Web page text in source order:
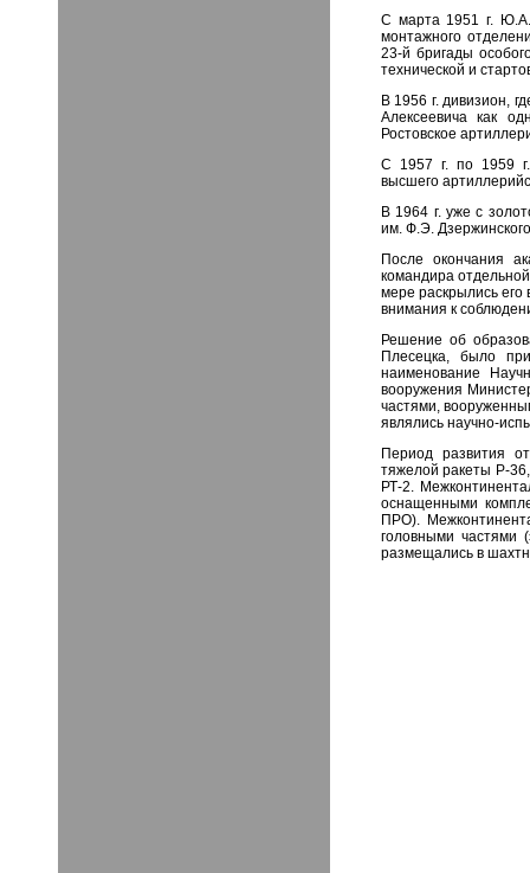
С марта 1951 г. Ю.А.
монтажного
23-й бригады
технической и
В 1956 г. дивизион,
Алексеевича как
Ростовское
С 1957 г. по 1959 г.
высшего
В 1964 г. уже с
им. Ф.Э.
После окончания
командира
мере раскрылись
внимания к
Решение об
Плесецка, было
наименование
вооружения
частями,
являлись научно-
Период развития
тяжелой ракеты Р-
РТ-2.
оснащенными
ПРО).
головными частями
размещались в